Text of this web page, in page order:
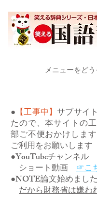
メニューをど
● 【工事中】サブサイ
たので、本サイトの
部ご不便おかけしま
ご利用をお願いします
●YouTubeチャンネル
ショート動画 ☞こ
●NOTE論文始めました
だから財務省は嫌わ